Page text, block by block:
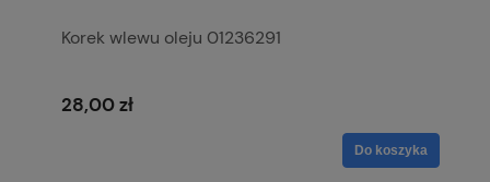
Korek wlewu oleju 01236291
28,00 zł
Do koszyka